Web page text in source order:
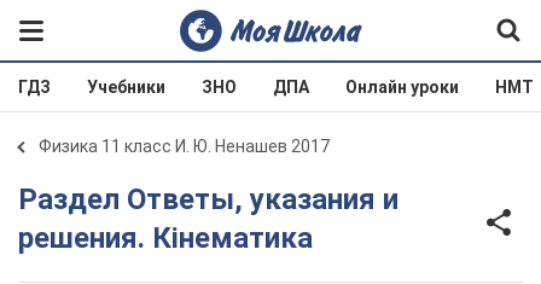
ГДЗ Учебники ЗНО ДПА Онлайн уроки НМТ
Физика 11 класс И. Ю. Ненашев 2017
Раздел Ответы, указания и
решения. Кінематика